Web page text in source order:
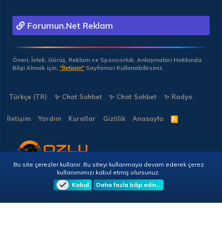
Forumun.Net Reklam
Öneri, İstek, Görüş, Reklam ve Sponsorluk, Anlaşmaları Hakkında
Bilgi Almak için, "İletişim" Sayfamızı Kullanabilirsiniz.
Türkçe (TR) ✨ Chat Sohbet ✨ Chat Sohbet ✨ Radyo
İletişim Yardım Kurallar Gizlilik Anasayfa
R
S
Copyright © 2026 🎭 Forumun.NET - Tüm Hakları Saklıdır!
Bu site çerezler kullanır. Bu siteyi kullanmaya devam ederek çerez
kullanımımızı kabul etmiş olursunuz.
Kabul
Daha fazla bilgi edin…